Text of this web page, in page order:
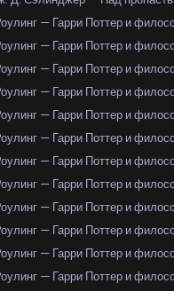
— Гарри Поттер и
— Гарри Поттер и
— Гарри Поттер и
— Гарри Поттер и
— Гарри Поттер и
— Гарри Поттер и
— Гарри Поттер и
— Гарри Поттер и
— Гарри Поттер и
— Гарри Поттер и
— Гарри Поттер и
— Гарри Поттер и